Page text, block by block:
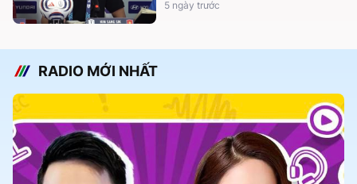
5 ngày trước
RADIO MỚI NHẤT